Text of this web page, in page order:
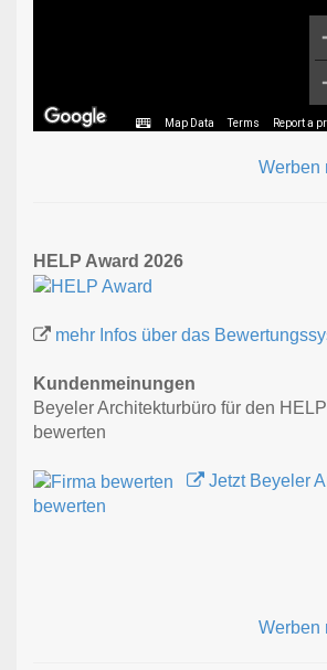
Map Data Terms Report a
Werben
HELP Award 2026
mehr Infos über das
Kundenmeinungen
Beyeler Architekturbüro für den
bewerten
Jetzt Beyeler
bewerten
Werben